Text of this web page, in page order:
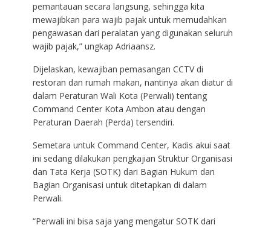
pemantauan secara langsung, sehingga kita
mewajibkan para wajib pajak untuk memudahkan
pengawasan dari peralatan yang digunakan seluruh
wajib pajak,” ungkap Adriaansz.
Dijelaskan, kewajiban pemasangan CCTV di
restoran dan rumah makan, nantinya akan diatur di
dalam Peraturan Wali Kota (Perwali) tentang
Command Center Kota Ambon atau dengan
Peraturan Daerah (Perda) tersendiri.
Semetara untuk Command Center, Kadis akui saat
ini sedang dilakukan pengkajian Struktur Organisasi
dan Tata Kerja (SOTK) dari Bagian Hukum dan
Bagian Organisasi untuk ditetapkan di dalam
Perwali.
“Perwali ini bisa saja yang mengatur SOTK dari